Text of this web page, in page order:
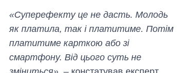
«Суперефекту це не дасть. Молодь
як платила, так і платитиме. Потім
платитиме карткою або зі
смартфону. Від цього суть не